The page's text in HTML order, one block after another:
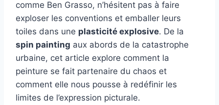
comme Ben Grasso, n’hésitent pas à faire
exploser les conventions et emballer leurs
toiles dans une plasticité explosive. De la
spin painting aux abords de la catastrophe
urbaine, cet article explore comment la
peinture se fait partenaire du chaos et
comment elle nous pousse à redéfinir les
limites de l’expression picturale.